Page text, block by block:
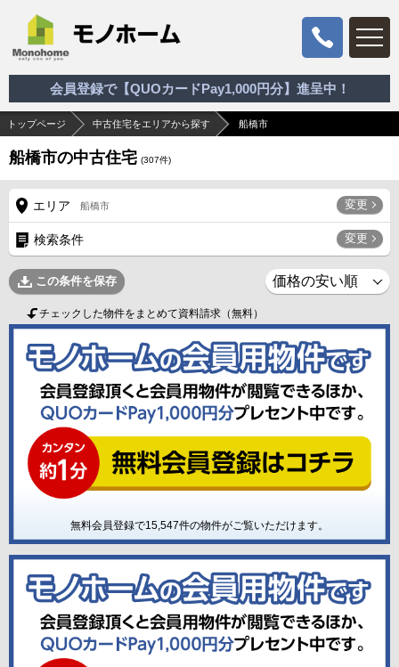
会員登録で【QUOカードPay1,000円分】進呈中！
トップページ 中古住宅をエリアから探す 船橋市
船橋市の中古住宅 (307件)
エリア 船橋市 変更
検索条件 変更
この条件を保存
チェックした物件をまとめて資料請求（無料）
無料会員登録で15,547件の物件がご覧いただけます。